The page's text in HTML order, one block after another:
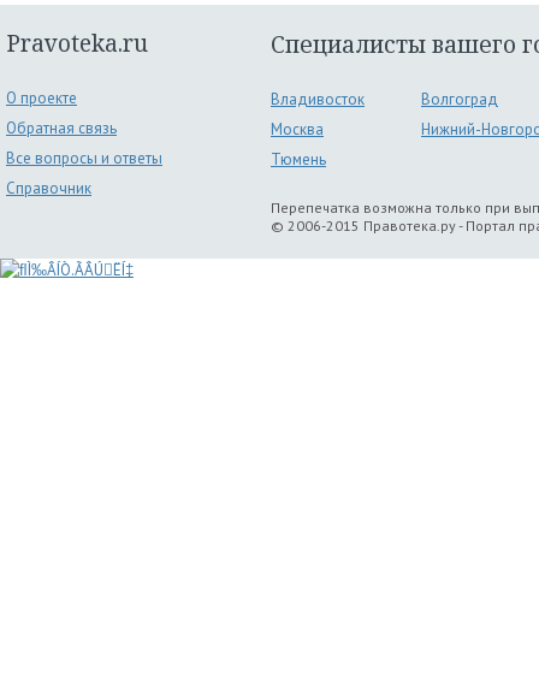
Pravoteka.ru
О проекте
Обратная связь
Все вопросы и ответы
Справочник
Специалисты вашего
Владивосток
Волгоград
Москва
Нижний-
Тюмень
Перепечатка возможна только при
© 2006-2015 Правотека.ру - Портал